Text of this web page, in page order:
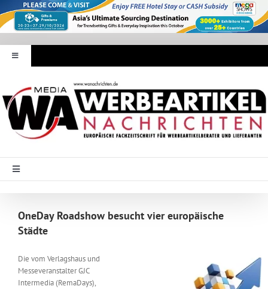
Inhalt
springen
Toggle
Navigation
Werbeartikel Nachrichten
E-Paper
WA Media
Kontakt
Toggle
Messen & Events
OneDay Roadshow besucht vier europäische
Städte
Die vom Verlagshaus und
Messeveranstalter GJC
Intermedia (RemaDays),